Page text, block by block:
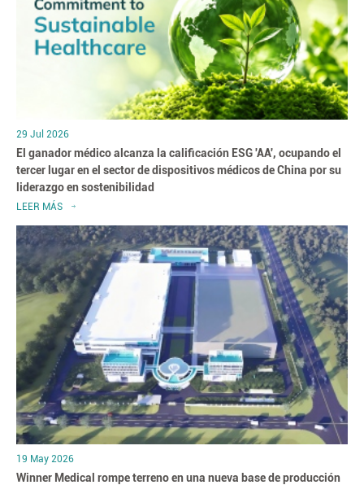
29 Jul 2026
El ganador médico alcanza la calificación ESG 'AA', ocupando el
tercer lugar en el sector de dispositivos médicos de China por su
liderazgo en sostenibilidad
LEER MÁS
19 May 2026
Winner Medical rompe terreno en una nueva base de producción